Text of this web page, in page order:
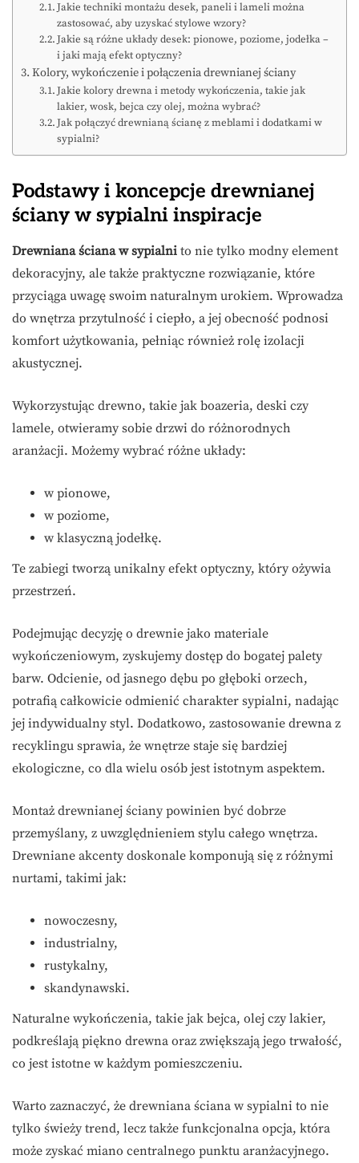
Jakie techniki montażu desek, paneli i lameli można
zastosować, aby uzyskać stylowe wzory?
Jakie są różne układy desek: pionowe, poziome, jodełka –
i jaki mają efekt optyczny?
Kolory, wykończenie i połączenia drewnianej ściany
Jakie kolory drewna i metody wykończenia, takie jak
lakier, wosk, bejca czy olej, można wybrać?
Jak połączyć drewnianą ścianę z meblami i dodatkami w
sypialni?
Podstawy i koncepcje drewnianej
ściany w sypialni inspiracje
Drewniana ściana w sypialni to nie tylko modny element
dekoracyjny, ale także praktyczne rozwiązanie, które
przyciąga uwagę swoim naturalnym urokiem. Wprowadza
do wnętrza przytulność i ciepło, a jej obecność podnosi
komfort użytkowania, pełniąc również rolę izolacji
akustycznej.
Wykorzystując drewno, takie jak boazeria, deski czy
lamele, otwieramy sobie drzwi do różnorodnych
aranżacji. Możemy wybrać różne układy:
w pionowe,
w poziome,
w klasyczną jodełkę.
Te zabiegi tworzą unikalny efekt optyczny, który ożywia
przestrzeń.
Podejmując decyzję o drewnie jako materiale
wykończeniowym, zyskujemy dostęp do bogatej palety
barw. Odcienie, od jasnego dębu po głęboki orzech,
potrafią całkowicie odmienić charakter sypialni, nadając
jej indywidualny styl. Dodatkowo, zastosowanie drewna z
recyklingu sprawia, że wnętrze staje się bardziej
ekologiczne, co dla wielu osób jest istotnym aspektem.
Montaż drewnianej ściany powinien być dobrze
przemyślany, z uwzględnieniem stylu całego wnętrza.
Drewniane akcenty doskonale komponują się z różnymi
nurtami, takimi jak:
nowoczesny,
industrialny,
rustykalny,
skandynawski.
Naturalne wykończenia, takie jak bejca, olej czy lakier,
podkreślają piękno drewna oraz zwiększają jego trwałość,
co jest istotne w każdym pomieszczeniu.
Warto zaznaczyć, że drewniana ściana w sypialni to nie
tylko świeży trend, lecz także funkcjonalna opcja, która
może zyskać miano centralnego punktu aranżacyjnego.